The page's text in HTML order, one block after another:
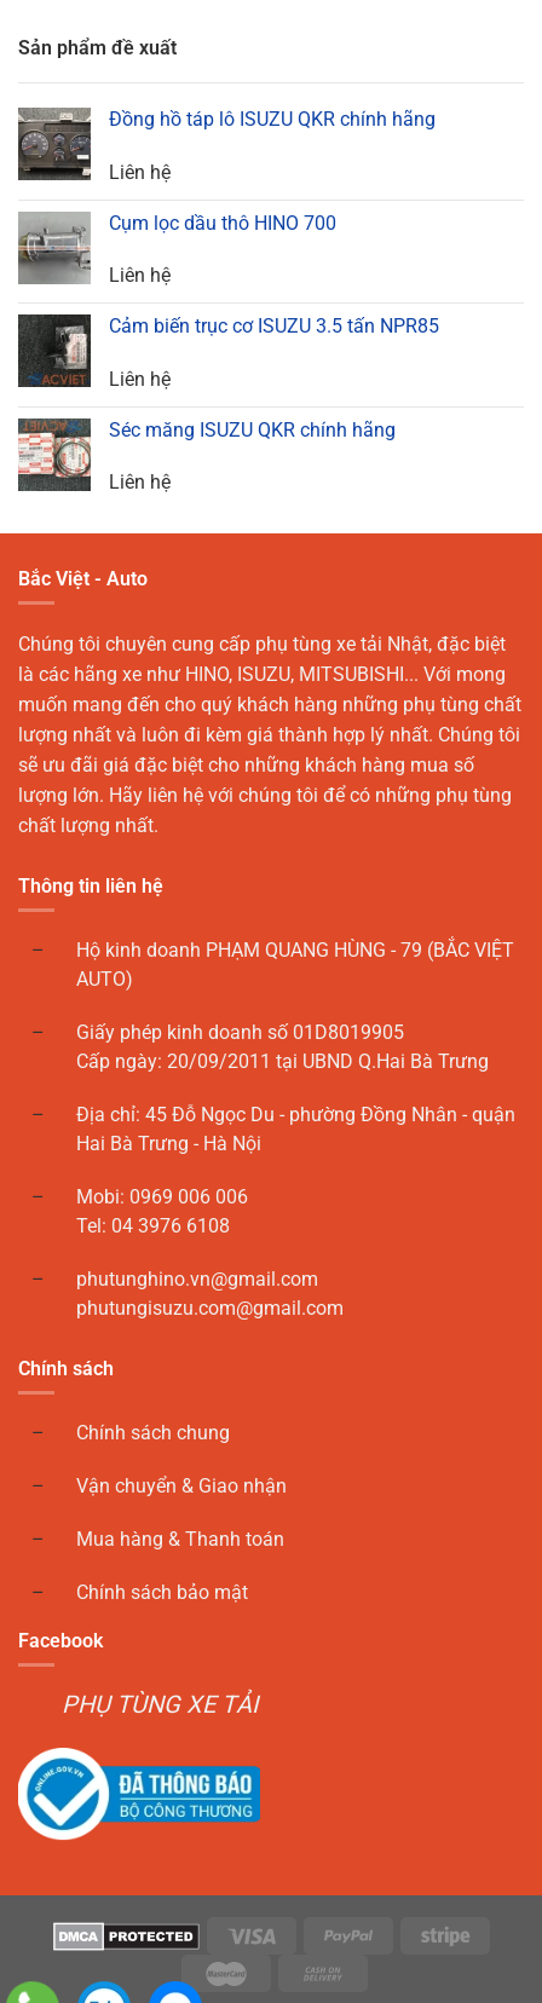
Sản phẩm đề xuất
Đồng hồ táp lô ISUZU QKR chính hãng
Liên hệ
Cụm lọc dầu thô HINO 700
Liên hệ
Cảm biến trục cơ ISUZU 3.5 tấn NPR85
Liên hệ
Séc măng ISUZU QKR chính hãng
Liên hệ
Bắc Việt - Auto
Chúng tôi chuyên cung cấp phụ tùng xe tải Nhật, đặc biệt
là các hãng xe như HINO, ISUZU, MITSUBISHI... Với mong
muốn mang đến cho quý khách hàng những phụ tùng chất
lượng nhất và luôn đi kèm giá thành hợp lý nhất. Chúng tôi
sẽ ưu đãi giá đặc biệt cho những khách hàng mua số
lượng lớn. Hãy liên hệ với chúng tôi để có những phụ tùng
chất lượng nhất.
Thông tin liên hệ
Hộ kinh doanh PHẠM QUANG HÙNG - 79 (BẮC VIỆT
AUTO)
Giấy phép kinh doanh số 01D8019905
Cấp ngày: 20/09/2011 tại UBND Q.Hai Bà Trưng
Địa chỉ: 45 Đỗ Ngọc Du - phường Đồng Nhân - quận
Hai Bà Trưng - Hà Nội
Mobi: 0969 006 006
Tel: 04 3976 6108
phutunghino.vn@gmail.com
phutungisuzu.com@gmail.com
Chính sách
Chính sách chung
Vận chuyển & Giao nhận
Mua hàng & Thanh toán
Chính sách bảo mật
Facebook
PHỤ TÙNG XE TẢI